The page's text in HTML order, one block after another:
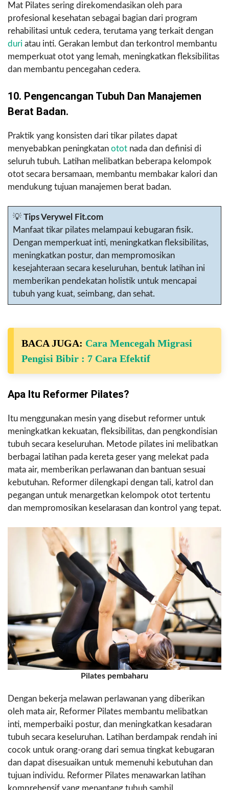
Mat Pilates sering direkomendasikan oleh para
profesional kesehatan sebagai bagian dari program
rehabilitasi untuk cedera, terutama yang terkait dengan
duri atau inti. Gerakan lembut dan terkontrol membantu
memperkuat otot yang lemah, meningkatkan fleksibilitas
dan membantu pencegahan cedera.
10. Pengencangan Tubuh Dan Manajemen
Berat Badan.
Praktik yang konsisten dari tikar pilates dapat
menyebabkan peningkatan otot nada dan definisi di
seluruh tubuh. Latihan melibatkan beberapa kelompok
otot secara bersamaan, membantu membakar kalori dan
mendukung tujuan manajemen berat badan.
💡 Tips Verywel Fit.com
Manfaat tikar pilates melampaui kebugaran fisik.
Dengan memperkuat inti, meningkatkan fleksibilitas,
meningkatkan postur, dan mempromosikan
kesejahteraan secara keseluruhan, bentuk latihan ini
memberikan pendekatan holistik untuk mencapai
tubuh yang kuat, seimbang, dan sehat.
BACA JUGA: Cara Mencegah Migrasi
Pengisi Bibir : 7 Cara Efektif
Apa Itu Reformer Pilates?
Itu menggunakan mesin yang disebut reformer untuk
meningkatkan kekuatan, fleksibilitas, dan pengkondisian
tubuh secara keseluruhan. Metode pilates ini melibatkan
berbagai latihan pada kereta geser yang melekat pada
mata air, memberikan perlawanan dan bantuan sesuai
kebutuhan. Reformer dilengkapi dengan tali, katrol dan
pegangan untuk menargetkan kelompok otot tertentu
dan mempromosikan keselarasan dan kontrol yang tepat.
Pilates pembaharu
Dengan bekerja melawan perlawanan yang diberikan
oleh mata air, Reformer Pilates membantu melibatkan
inti, memperbaiki postur, dan meningkatkan kesadaran
tubuh secara keseluruhan. Latihan berdampak rendah ini
cocok untuk orang-orang dari semua tingkat kebugaran
dan dapat disesuaikan untuk memenuhi kebutuhan dan
tujuan individu. Reformer Pilates menawarkan latihan